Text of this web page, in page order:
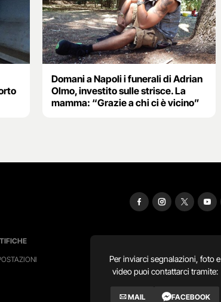
Domani a Napoli i funerali di Adrian
Olmo, investito sulle strisce. La
mamma: “Grazie a chi ci è vicino”
Per inviarci segnalazioni, foto e
video puoi contattarci tramite:
MAIL FACEBOOK